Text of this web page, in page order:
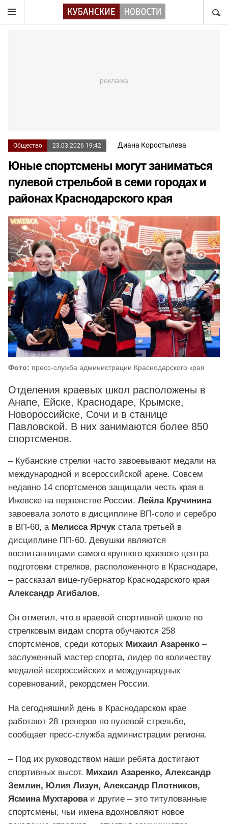
Общество 23.03.2026 19:42 Диана Коростылева
Юные спортсмены могут заниматься
пулевой стрельбой в семи городах и
районах Краснодарского края
Фото: пресс-служба администрации Краснодарского края
Отделения краевых школ расположены в
Анапе, Ейске, Краснодаре, Крымске,
Новороссийске, Сочи и в станице
Павловской. В них занимаются более 850
спортсменов.
– Кубанские стрелки часто завоевывают медали на
международной и всероссийской арене. Совсем
недавно 14 спортсменов защищали честь края в
Ижевске на первенстве России. Лейла Кручинина
завоевала золото в дисциплине ВП-соло и серебро
в ВП-60, а Мелисса Ярчук стала третьей в
дисциплине ПП-60. Девушки являются
воспитанницами самого крупного краевого центра
подготовки стрелков, расположенного в Краснодаре,
– рассказал вице-губернатор Краснодарского края
Александр Агибалов.
Он отметил, что в краевой спортивной школе по
стрелковым видам спорта обучаются 258
спортсменов, среди которых Михаил Азаренко –
заслуженный мастер спорта, лидер по количеству
медалей всероссийских и международных
соревнований, рекордсмен России.
На сегодняшний день в Краснодарском крае
работают 28 тренеров по пулевой стрельбе,
сообщает пресс-служба администрации региона.
– Под их руководством наши ребята достигают
спортивных высот. Михаил Азаренко, Александр
Землин, Юлия Лизун, Александр Плотников,
Ясмина Мухтароваи другие – это титулованные
спортсмены, чьи имена вдохновляют новое